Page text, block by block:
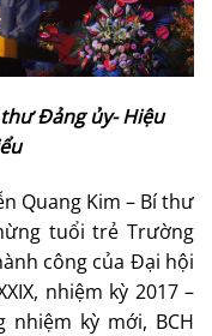
thư Đảng ủy- Hiệu
Quang Kim – Bí thư
tuổi trẻ Trường
công của Đại hội
nhiệm kỳ 2017 –
kỳ mới, BCH